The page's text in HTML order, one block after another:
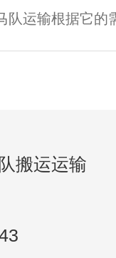
起水平台阶和鱼
队运输根据它的
1）马眼位于头
搬运运输